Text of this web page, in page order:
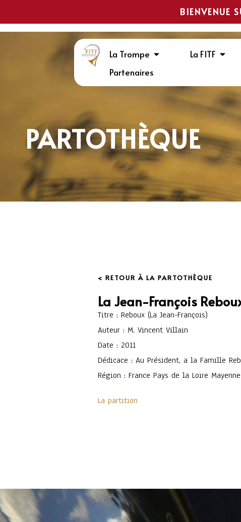
BIENVENUE
La Trompe La FITF
Partenaires
PARTOTHÈQUE
< RETOUR À LA PARTOTHÈQUE
La Jean-François
Titre : Reboux (La Jean-François)
Auteur : M. Vincent Villain
Date : 2011
Dédicace : Au Président, a la Famille
Région : France Pays de la Loire Mayenne
La partition